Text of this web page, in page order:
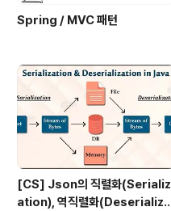
Spring / MVC 패턴
[CS] Json의 직렬화(Serializ
ation), 역직렬화(Deserializa